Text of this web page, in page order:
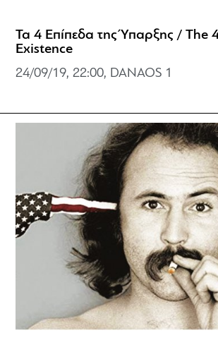
Τα 4 Επίπεδα της Ύπαρξης / The
Existence
24/09/19, 22:00, DANAOS 1